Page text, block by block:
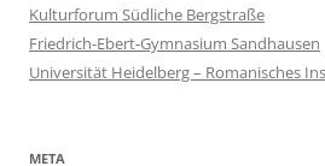
Kulturforum Südliche Bergstraße
Friedrich-Ebert-Gymnasium Sandhausen
Universität Heidelberg – Romanisches
META